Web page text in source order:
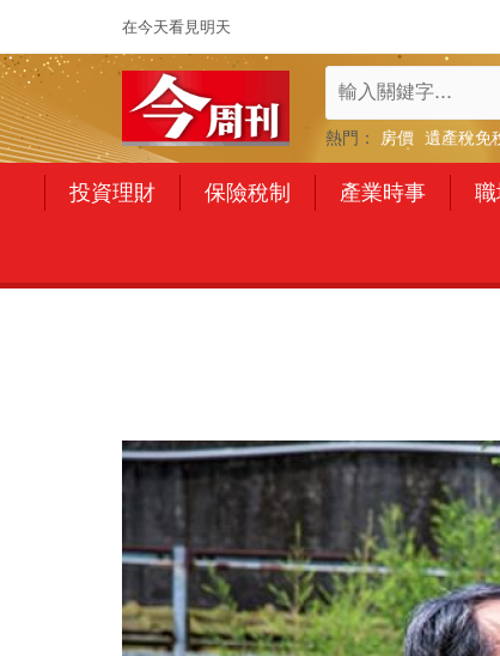
在今天看見明天
熱門： 房價 遺產稅免
投資理財 保險稅制 產業時事